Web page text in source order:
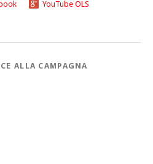
YouTube OLS
ALLA CAMPAGNA